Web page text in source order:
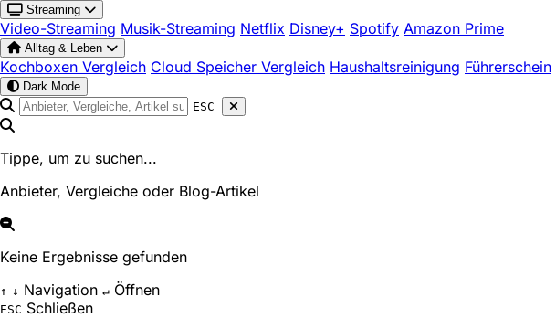
Streaming
Video-Streaming Musik-Streaming Netflix Disney+ Spotify Amazon Prime
Alltag & Leben
Kochboxen Vergleich Cloud Speicher Vergleich Haushaltsreinigung Führerschein
Dark Mode
ESC
Tippe, um zu suchen...
Anbieter, Vergleiche oder Blog-Artikel
Keine Ergebnisse gefunden
↑ ↓ Navigation ↵ Öffnen
ESC Schließen